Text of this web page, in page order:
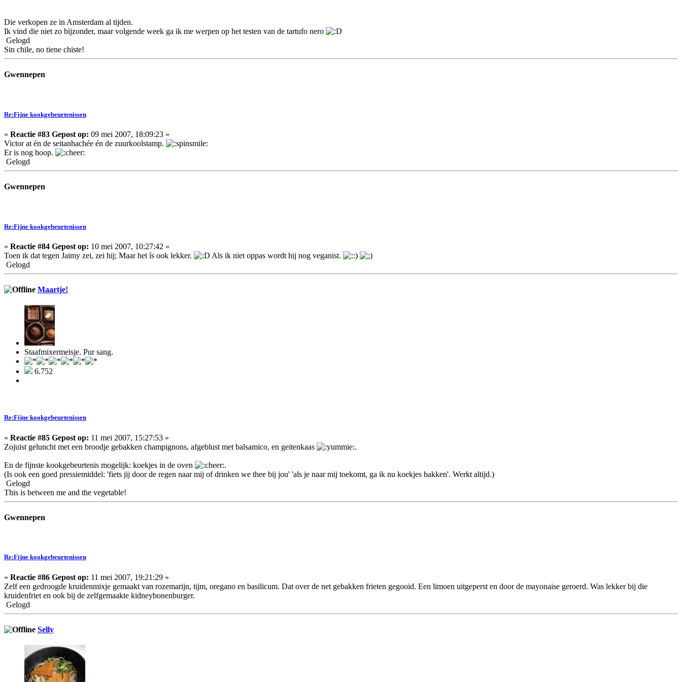
Die verkopen ze in Amsterdam al tijden.
Ik vind die niet zo bijzonder, maar volgende week ga ik me werpen op het testen van de tartufo nero
Gelogd
Sin chile, no tiene chiste!
Gwennepen
Re:Fijne kookgebeurtenissen
« Reactie #83 Gepost op: 09 mei 2007, 18:09:23 »
Victor at én de seitanhachée én de zuurkoolstamp.
Er is nog hoop.
Gelogd
Gwennepen
Re:Fijne kookgebeurtenissen
« Reactie #84 Gepost op: 10 mei 2007, 10:27:42 »
Toen ik dat tegen Jaimy zei, zei hij; Maar het ís ook lekker.
Als ik niet oppas wordt hij nog veganist.
Gelogd
Maartje!
Staafmixermeisje. Pur sang.
6.752
Re:Fijne kookgebeurtenissen
« Reactie #85 Gepost op: 11 mei 2007, 15:27:53 »
Zojuist geluncht met een broodje gebakken champignons, afgeblust met balsamico, en geitenkaas
.
En de fijnste kookgebeurtenis mogelijk: koekjes in de oven
.
(Is ook een goed pressiemiddel: 'fiets jij door de regen naar mij of drinken we thee bij jou' 'als je naar mij toekomt, ga ik nu koekjes bakken'. Werkt altijd.)
Gelogd
This is between me and the vegetable!
Gwennepen
Re:Fijne kookgebeurtenissen
« Reactie #86 Gepost op: 11 mei 2007, 19:21:29 »
Zelf een gedroogde kruidenmixje gemaakt van rozemarijn, tijm, oregano en basilicum. Dat over de net gebakken frieten gegooid. Een limoen uitgeperst en door de mayonaise geroerd. Was lekker bij die
kruidenfriet en ook bij de zelfgemaakte kidneybonenburger.
Gelogd
Selly